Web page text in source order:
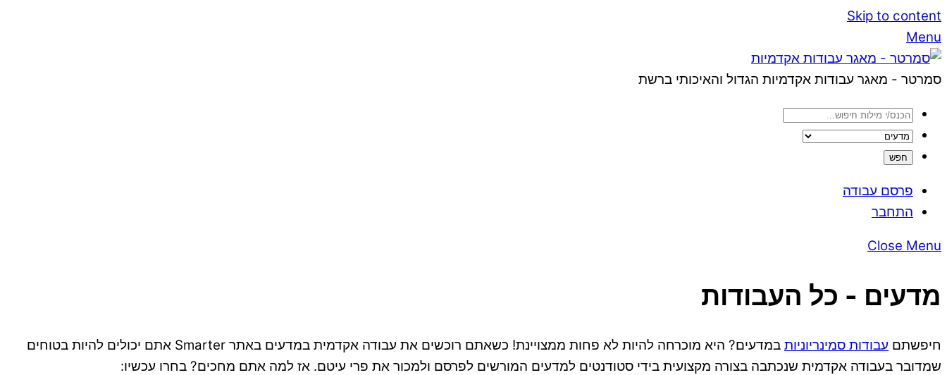
Skip to content
Menu
סמרטר - מאגר עבודות אקדמיות הגדול והאיכותי ברשת
פרסם עבודה
התחבר
Close Menu
מדעים - כל העבודות
חיפשתם עבודות סמינריוניות
במדעים? היא מוכרחה להיות לא פחות ממצויינת! כשאתם רוכשים את עבודה אקדמית במדעים באתר Smarter אתם יכולים להיות בטוחים
שמדובר בעבודה אקדמית שנכתבה בצורה מקצועית בידי סטודנטים למדעים המורשים לפרסם ולמכור את פרי עיטם. אז למה אתם מחכים? בחרו עכשיו: